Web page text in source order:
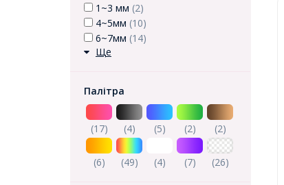
1~3 мм (2)
4~5мм (10)
6~7мм (14)
Ще
Палітра
(17) (4) (5) (2) (2)
(6) (49) (4) (7) (26)